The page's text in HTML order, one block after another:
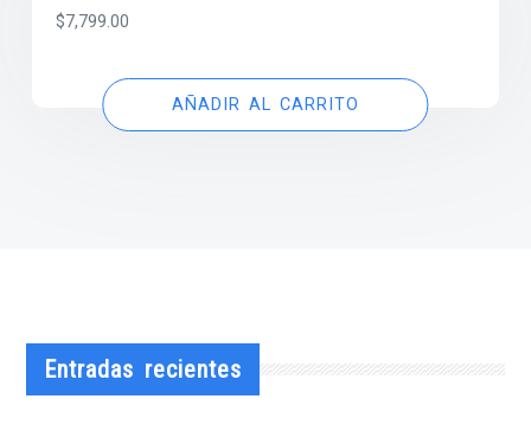
$7,799.00
AÑADIR AL CARRITO
Entradas recientes